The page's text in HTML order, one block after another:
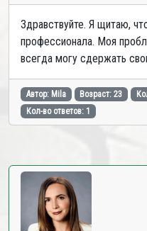
Здравствуйте. Я щитаю,
профессионала. Моя
всегда могу сдержать
Автор: Mila Возраст: 23
Кол-во ответов: 1